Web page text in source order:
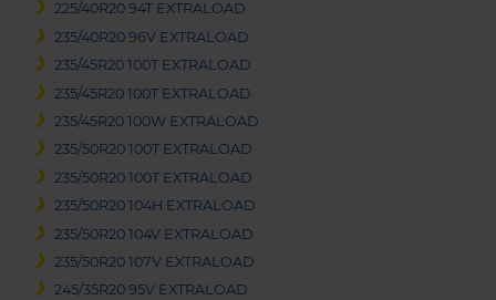
225/40R20 94T EXTRALOAD
235/40R20 96V EXTRALOAD
235/45R20 100T EXTRALOAD
235/45R20 100T EXTRALOAD
235/45R20 100W EXTRALOAD
235/50R20 100T EXTRALOAD
235/50R20 100T EXTRALOAD
235/50R20 104H EXTRALOAD
235/50R20 104V EXTRALOAD
235/50R20 107V EXTRALOAD
245/35R20 95V EXTRALOAD